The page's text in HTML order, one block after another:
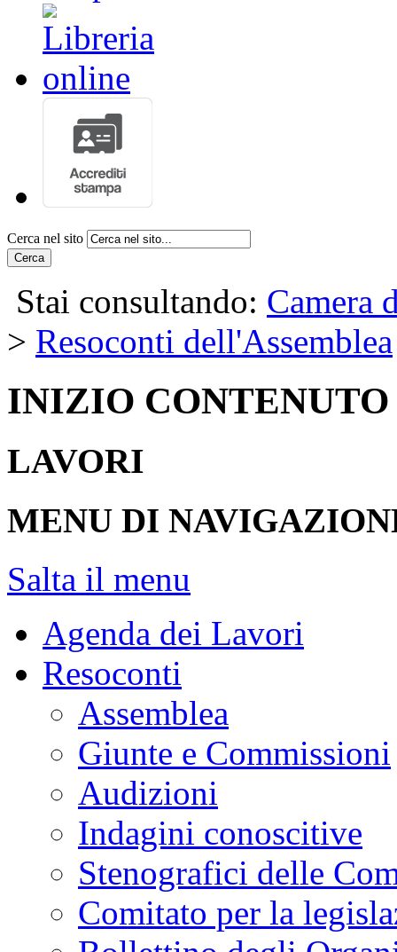
Cerca nel sito
Cerca
Stai consultando: Camera
> Resoconti dell'Assemblea
INIZIO CONTENUTO
LAVORI
MENU DI
Salta il menu
Agenda dei Lavori
Resoconti
Assemblea
Giunte e Commissioni
Audizioni
Indagini conoscitive
Stenografici delle
Comitato per la